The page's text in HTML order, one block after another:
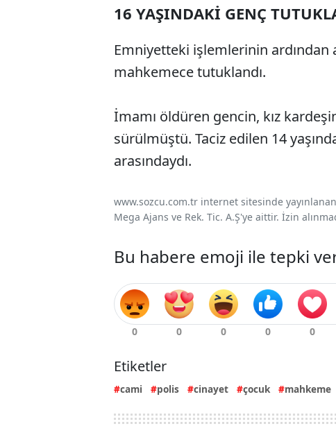
16 YAŞINDAKİ GENÇ
Emniyetteki işlemlerinin ardından
mahkemece tutuklandı.
İmamı öldüren gencin, kız
sürülmüştü. Taciz edilen 14
arasındaydı.
www.sozcu.com.tr internet sitesinde
Mega Ajans ve Rek. Tic. A.Ş'ye aittir. İzin
Bu habere emoji ile tepki
Etiketler
cami polis cinayet çocuk mahkeme